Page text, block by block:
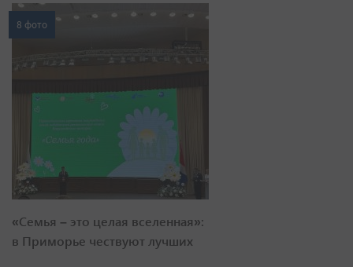
8 фото
«Семья – это целая вселенная»:
в Приморье чествуют лучших